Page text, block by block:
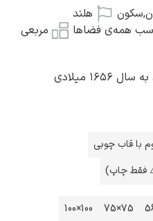
مربعی